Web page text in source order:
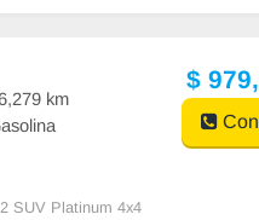
unidad
km
SUV Platinum 4x4
$